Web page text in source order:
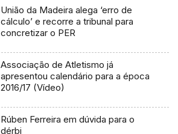
União da Madeira alega ‘erro de
cálculo’ e recorre a tribunal para
concretizar o PER
Associação de Atletismo já
apresentou calendário para a época
2016/17 (Vídeo)
Rúben Ferreira em dúvida para o
dérbi